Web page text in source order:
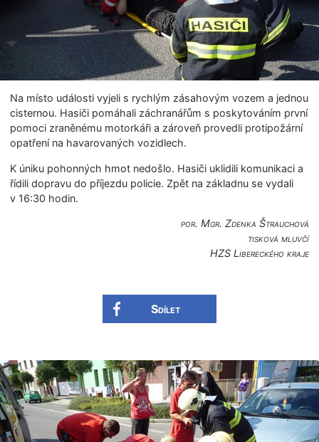
Na místo události vyjeli s rychlým zásahovým vozem a jednou
cisternou. Hasiči pomáhali záchranářům s poskytováním první
pomoci zraněnému motorkáři a zároveň provedli protipožární
opatření na havarovaných vozidlech.
K úniku pohonných hmot nedošlo. Hasiči uklidili komunikaci a
řídili dopravu do příjezdu policie. Zpět na základnu se vydali
v 16:30 hodin.
por. Mgr. Zdenka Štrauchová
tisková mluvčí
HZS Libereckého kraje
Sdílet